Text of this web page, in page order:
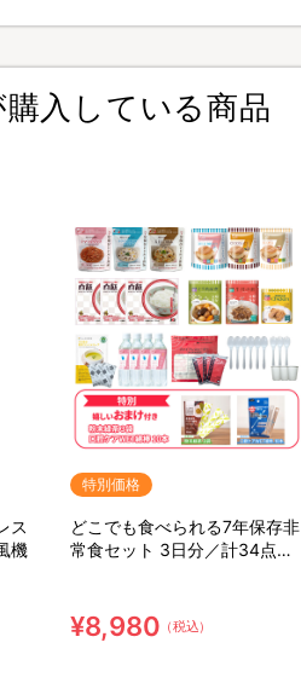
入している商品
ス
機
特別価格
どこでも食べられる7年保存非
常食セット 3日分／計34点セ
¥8,980 （税込）